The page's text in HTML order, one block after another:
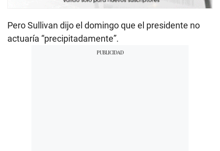
Pero Sullivan dijo el domingo que el presidente no
actuaría “precipitadamente”.